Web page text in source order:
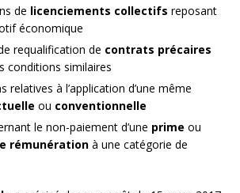
de licenciements collectifs reposant
économique
requalification de contrats précaires
conditions similaires
relatives à l’application d’une même
ou conventionnelle
le non-paiement d’une prime ou
rémunération à une catégorie de